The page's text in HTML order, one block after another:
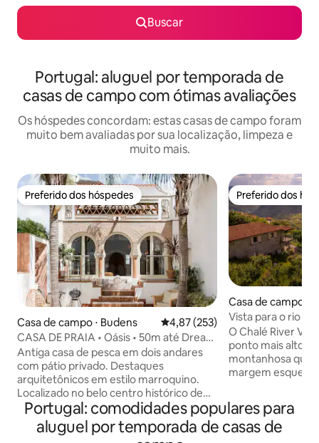
Buscar
Portugal: aluguel por temporada de
casas de campo com ótimas avaliações
Os hóspedes concordam: estas casas de campo foram
muito bem avaliadas por sua localização, limpeza e
muito mais.
Preferido dos hóspedes
Preferido dos hóspedes
Casa de campo ⋅ Budens 4,87 de uma avaliação média de
4,87 (253)
CASA DE PRAIA • Oásis • 50m até Dream
Beach
Antiga casa de pesca em dois andares
com pátio privado. Destaques
arquitetônicos em estilo marroquino.
Localizado no belo centro histórico de
Salema. A excelente praia fica a menos
de um minuto a pé. A partir da entrada,
você pode acessar a cozinha aberta, a
Preferido dos
Preferido dos
Casa de campo ⋅
Vista para o rio na
O Chalé River
ponto mais alto
montanhosa que
margem esquerda
o fôlego! A casa de pedra de 200 anos foi
recentemente
as comodidades
Portugal: comodidades populares para
aluguel por temporada de casas de